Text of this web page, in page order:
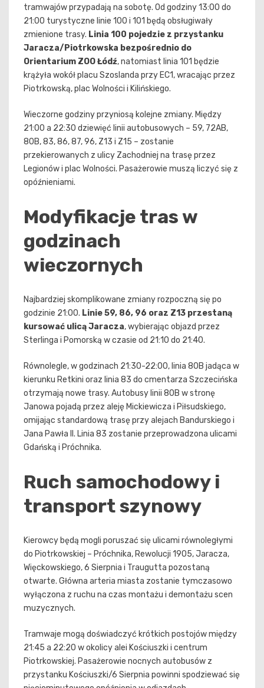
tramwajów przypadają na sobotę. Od godziny 13:00 do
21:00 turystyczne linie 100 i 101 będą obsługiwały
zmienione trasy. Linia 100 pojedzie z przystanku
Jaracza/Piotrkowska bezpośrednio do
Orientarium ZOO Łódź, natomiast linia 101 będzie
krążyła wokół placu Szoslanda przy EC1, wracając przez
Piotrkowską, plac Wolności i Kilińskiego.
Wieczorne godziny przyniosą kolejne zmiany. Między
21:00 a 22:30 dziewięć linii autobusowych – 59, 72AB,
80B, 83, 86, 87, 96, Z13 i Z15 – zostanie
przekierowanych z ulicy Zachodniej na trasę przez
Legionów i plac Wolności. Pasażerowie muszą liczyć się z
opóźnieniami.
Modyfikacje tras w
godzinach
wieczornych
Najbardziej skomplikowane zmiany rozpoczną się po
godzinie 21:00. Linie 59, 86, 96 oraz Z13 przestaną
kursować ulicą Jaracza, wybierając objazd przez
Sterlinga i Pomorską w czasie od 21:10 do 21:40.
Równolegle, w godzinach 21:30-22:00, linia 80B jadąca w
kierunku Retkini oraz linia 83 do cmentarza Szczecińska
otrzymają nowe trasy. Autobusy linii 80B w stronę
Janowa pojadą przez aleję Mickiewicza i Piłsudskiego,
omijając standardową trasę przy alejach Bandurskiego i
Jana Pawła II. Linia 83 zostanie przeprowadzona ulicami
Gdańską i Próchnika.
Ruch samochodowy i
transport szynowy
Kierowcy będą mogli poruszać się ulicami równoległymi
do Piotrkowskiej – Próchnika, Rewolucji 1905, Jaracza,
Więckowskiego, 6 Sierpnia i Traugutta pozostaną
otwarte. Główna arteria miasta zostanie tymczasowo
wyłączona z ruchu na czas montażu i demontażu scen
muzycznych.
Tramwaje mogą doświadczyć krótkich postojów między
21:45 a 22:20 w okolicy alei Kościuszki i centrum
Piotrkowskiej. Pasażerowie nocnych autobusów z
przystanku Kościuszki/6 Sierpnia powinni spodziewać się